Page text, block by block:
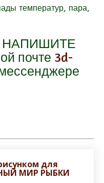
температур, пара,
НАПИШИТЕ
почте 3d-
для
МИР РЫБКИ